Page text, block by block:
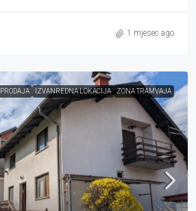
1 mjesec ago
PRODAJA IZVANREDNA LOKACIJA ZONA TRAMVAJA